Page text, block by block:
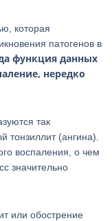
которая
патогенов в
функция данных
нередко
так
тонзиллит (ангина).
воспаления, о чем
значительно
или обострение